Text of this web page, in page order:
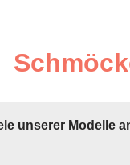
unserer Modelle